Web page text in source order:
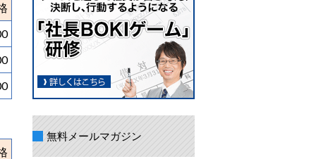
無料メールマガジン